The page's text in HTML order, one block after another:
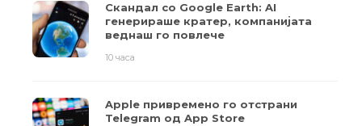
Скандал со Google Earth: AI
генерираше кратер, компанијата
веднаш го повлече
10 часа
Apple привремено го отстрани
Telegram од App Store